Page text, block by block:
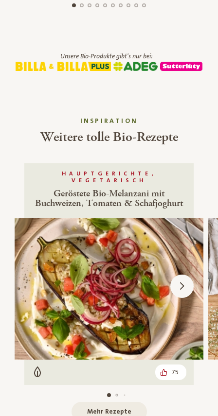
Unsere Bio-Produkte gibt's nur bei:
INSPIRATION
Weitere tolle Bio-Rezepte
HAUPTGERICHTE,
VEGETARISCH
Geröstete Bio-Melanzani mit
Buchweizen, Tomaten & Schafjoghurt
Vegetarisch 75
Mehr Rezepte